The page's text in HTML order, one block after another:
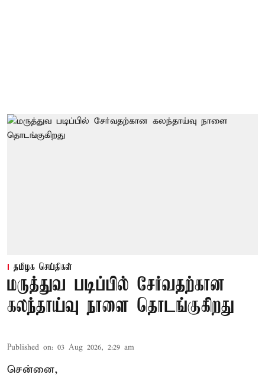
தமிழக செய்திகள்
மருத்துவ படிப்பில் சேர்வதற்கான
கலந்தாய்வு நாளை தொடங்குகிறது
Published on: 03 Aug 2026, 2:29 am
சென்னை,